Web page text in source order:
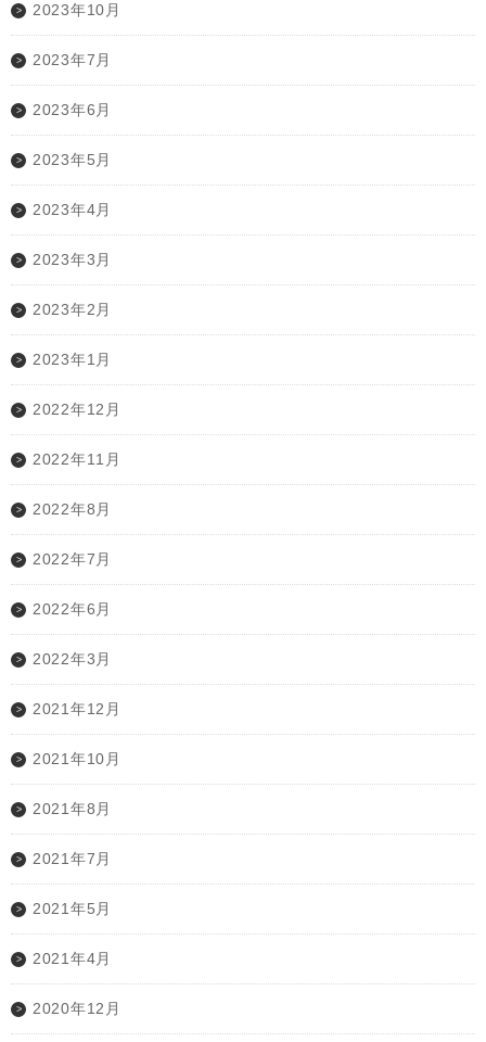
2023年10月
2023年7月
2023年6月
2023年5月
2023年4月
2023年3月
2023年2月
2023年1月
2022年12月
2022年11月
2022年8月
2022年7月
2022年6月
2022年3月
2021年12月
2021年10月
2021年8月
2021年7月
2021年5月
2021年4月
2020年12月